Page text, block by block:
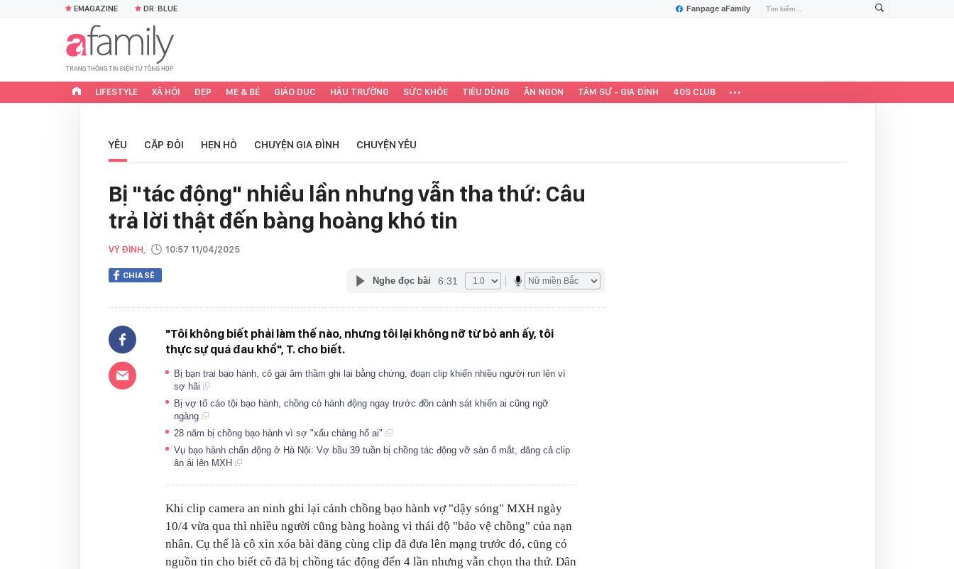
Fanpage aFamily
EMAGAZINE DR. BLUE
LIFESTYLE XÃ HỘI ĐẸP MẸ & BÉ GIÁO DỤC HẬU TRƯỜNG SỨC KHỎE TIÊU DÙNG ĂN NGON TÂM SỰ - GIA ĐÌNH 40S CLUB
YÊU CẶP ĐÔI HẸN HÒ CHUYỆN GIA ĐÌNH CHUYỆN YÊU
Bị "tác động" nhiều lần nhưng vẫn tha thứ: Câu
trả lời thật đến bàng hoàng khó tin
VỸ ĐÌNH, 10:57 11/04/2025
CHIA SẺ Nghe đọc bài 6:31
"Tôi không biết phải làm thế nào, nhưng tôi lại không nỡ từ bỏ anh ấy, tôi
thực sự quá đau khổ", T. cho biết.
Bị bạn trai bạo hành, cô gái âm thầm ghi lại bằng chứng, đoạn clip khiến nhiều người run lên vì
sợ hãi
Bị vợ tố cáo tội bạo hành, chồng có hành động ngay trước đồn cảnh sát khiến ai cũng ngỡ
ngàng
28 năm bị chồng bạo hành vì sợ "xấu chàng hổ ai"
Vụ bạo hành chấn động ở Hà Nội: Vợ bầu 39 tuần bị chồng tác động vỡ sàn ổ mắt, đăng cả clip
ân ái lên MXH
Khi clip camera an ninh ghi lại cảnh chồng bạo hành vợ "dậy sóng" MXH ngày
10/4 vừa qua thì nhiều người cũng bàng hoàng vì thái độ "bảo vệ chồng" của nạn
nhân. Cụ thể là cô xin xóa bài đăng cùng clip đã đưa lên mạng trước đó, cũng có
nguồn tin cho biết cô đã bị chồng tác động đến 4 lần nhưng vẫn chọn tha thứ. Dân